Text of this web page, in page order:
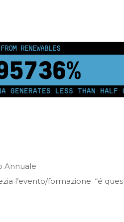
RENEWABLES
LESS THAN HALF
Annuale
l’evento/formazione “é